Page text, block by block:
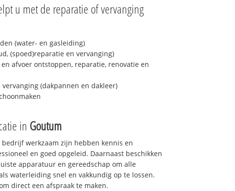
u met de reparatie of vervanging
(water- en gasleiding)
(spoed)reparatie en vervanging)
afvoer ontstoppen, reparatie, renovatie en
(dakpannen en dakleer)
in Goutum
werkzaam zijn hebben kennis en
en goed opgeleid. Daarnaast beschikken
apparatuur en gereedschap om alle
waterleiding snel en vakkundig op te lossen.
direct een afspraak te maken.